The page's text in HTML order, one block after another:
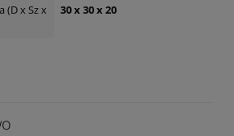
(D x Sz x
30 x 30 x 20